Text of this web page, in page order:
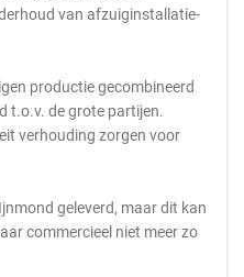
van afzuiginstallatie-
productie gecombineerd
t.o.v. de grote partijen.
verhouding zorgen voor
geleverd, maar dit kan
commercieel niet meer zo